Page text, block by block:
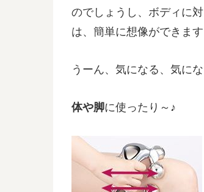
のでしょうし、ボディに
は、簡単に想像ができます
うーん、気になる、気にな
体や脚に使ったり～♪